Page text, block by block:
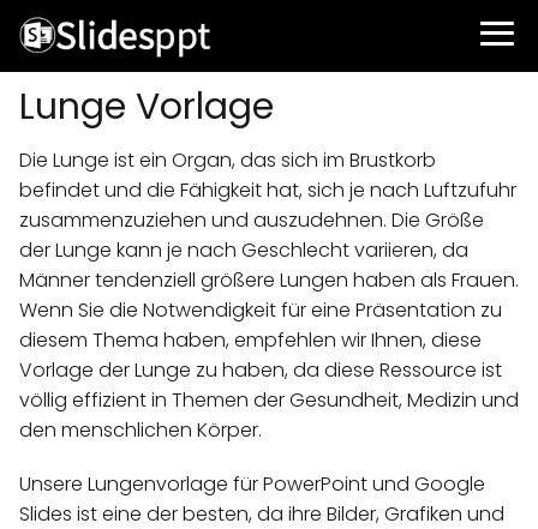
Lunge Vorlage
Die Lunge ist ein Organ, das sich im Brustkorb
befindet und die Fähigkeit hat, sich je nach Luftzufuhr
zusammenzuziehen und auszudehnen. Die Größe
der Lunge kann je nach Geschlecht variieren, da
Männer tendenziell größere Lungen haben als Frauen.
Wenn Sie die Notwendigkeit für eine Präsentation zu
diesem Thema haben, empfehlen wir Ihnen, diese
Vorlage der Lunge zu haben, da diese Ressource ist
völlig effizient in Themen der Gesundheit, Medizin und
den menschlichen Körper.
Unsere Lungenvorlage für PowerPoint und Google
Slides ist eine der besten, da ihre Bilder, Grafiken und